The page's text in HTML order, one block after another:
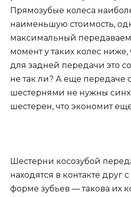
Прямозубые колеса
наименьшую стоимость,
максимальный
момент у таких колес ниже,
для задней передачи это
не так ли? А еще передаче
шестернями не нужны
шестерен, что экономит
Шестерни косозубой
находятся в контакте друг
форме зубьев — такова их